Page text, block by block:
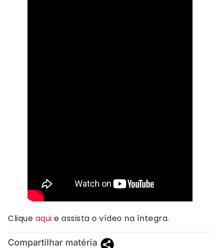
Clique aqui e assista o vídeo na íntegra.
Compartilhar matéria